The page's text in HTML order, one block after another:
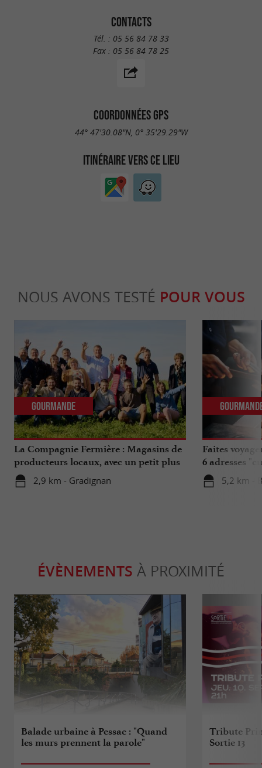
CONTACTS
Tél. : 05 56 84 78 33
Fax : 05 56 84 78 25
COORDONNÉES GPS
44° 47'30.08"N, 0° 35'29.29"W
ITINÉRAIRE VERS CE LIEU
NOUS AVONS TESTÉ POUR VOUS
La Compagnie Fermière : Magasins de
producteurs locaux, avec un petit plus
...
2,9 km - Gradignan
Gourmande
Faites
6 adresses
5,2 km -
ÉVÈNEMENTS À PROXIMITÉ
Balade urbaine à Pessac : "Quand
les murs prennent la parole"
Tribute
Sortie 13